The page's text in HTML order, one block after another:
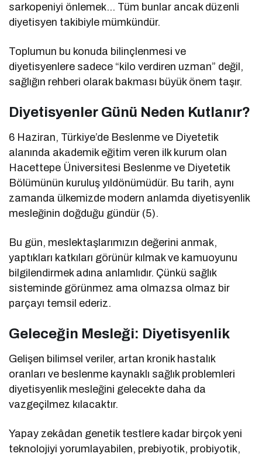
sarkopeniyi önlemek… Tüm bunlar ancak düzenli
diyetisyen takibiyle mümkündür.
Toplumun bu konuda bilinçlenmesi ve
diyetisyenlere sadece “kilo verdiren uzman” değil,
sağlığın rehberi olarak bakması büyük önem taşır.
Diyetisyenler Günü Neden Kutlanır?
6 Haziran, Türkiye’de Beslenme ve Diyetetik
alanında akademik eğitim veren ilk kurum olan
Hacettepe Üniversitesi Beslenme ve Diyetetik
Bölümünün kuruluş yıldönümüdür. Bu tarih, aynı
zamanda ülkemizde modern anlamda diyetisyenlik
mesleğinin doğduğu gündür (5).
Bu gün, meslektaşlarımızın değerini anmak,
yaptıkları katkıları görünür kılmak ve kamuoyunu
bilgilendirmek adına anlamlıdır. Çünkü sağlık
sisteminde görünmez ama olmazsa olmaz bir
parçayı temsil ederiz.
Geleceğin Mesleği: Diyetisyenlik
Gelişen bilimsel veriler, artan kronik hastalık
oranları ve beslenme kaynaklı sağlık problemleri
diyetisyenlik mesleğini gelecekte daha da
vazgeçilmez kılacaktır.
Yapay zekâdan genetik testlere kadar birçok yeni
teknolojiyi yorumlayabilen, prebiyotik, probiyotik,